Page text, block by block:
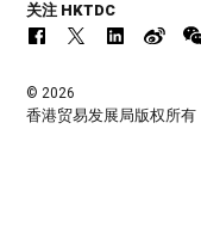
关注 HKTDC
© 2026
香港贸易发展局版权所有